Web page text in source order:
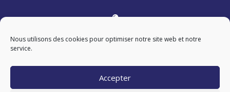
Nous utilisons des cookies pour optimiser notre site web et notre
service.
Accepter

1 Rue des Pierres